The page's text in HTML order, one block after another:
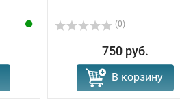
(0)
750 руб.
В корзину